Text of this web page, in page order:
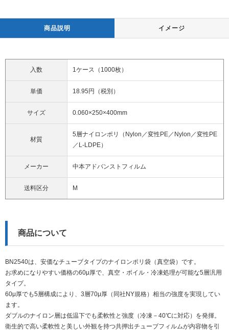
商品説明 イメージ
入数 1ケース（1000枚）
単価 18.95円（税別）
サイズ 0.060×250×400mm
材質
5層ナイロンポリ（Nylon／変性PE／Nylon／変性PE
／L-LDPE）
メーカー 中本アドバンストフィルム
送料区分 M
商品について
BN2540は、安価なチューブタイプのナイロンポリ袋（真空袋）です。
お求めになりやすい価格の60μ厚で、真空・ボイル・冷凍処理が可能な5層汎用
タイプ。
60μ厚でも5層構成により、3層70μ厚（同社NY規格）相当の強度を実現してい
ます。
ダブルのナイロン層は低温下でも柔軟性と強度（冷凍－40℃に対応）を発揮。
衛生的で高い柔軟性と美しい外観を持つ共押出チューブフィルムが内容物を引